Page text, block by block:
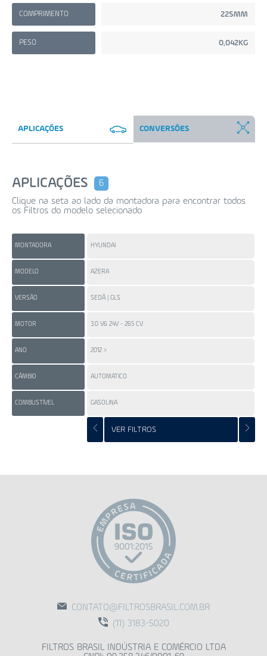
COMPRIMENTO 225MM
PESO 0,042KG
APLICAÇÕES CONVERSÕES
APLICAÇÕES
6
Clique na seta ao lado da montadora para encontrar todos
os Filtros do modelo selecionado
MONTADORA
MODELO
VERSÃO
MOTOR
ANO
CÂMBIO
COMBUSTÍVEL
HYUNDAI
AZERA
SEDÃ | GLS
3.0 V6 24V - 265 CV
2012 >
AUTOMÁTICO
GASOLINA
VER FILTROS
CONTATO@FILTROSBRASIL.COM.BR
(11) 3183-5020
FILTROS BRASIL INDÚSTRIA E COMÉRCIO LTDA